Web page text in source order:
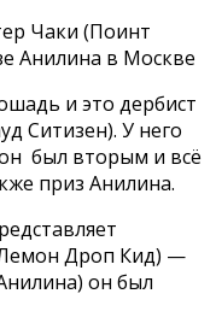
Чаки (Поинт
Анилина в Москве
и это дербист
Ситизен). У него
был вторым и всё
приз Анилина.
Дроп Кид) —
он был